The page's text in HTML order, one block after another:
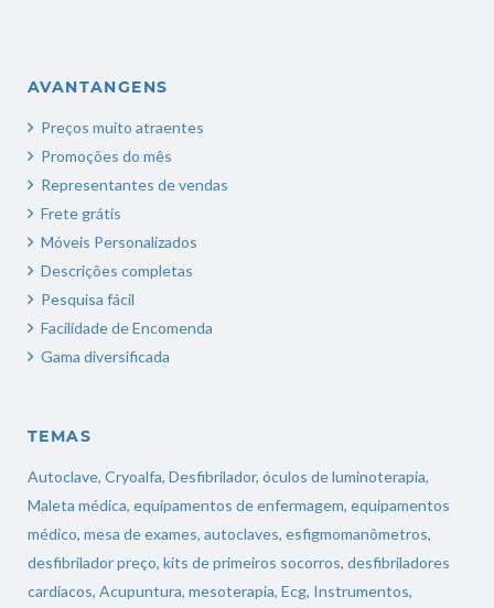
AVANTANGENS
Preços muito atraentes
Promoções do mês
Representantes de vendas
Frete grátis
Móveis Personalizados
Descrições completas
Pesquisa fácil
Facilidade de Encomenda
Gama diversificada
TEMAS
Autoclave, Cryoalfa, Desfibrilador, óculos de luminoterapia,
Maleta médica, equipamentos de enfermagem, equipamentos
médico, mesa de exames, autoclaves, esfigmomanômetros,
desfibrilador preço, kits de primeiros socorros, desfibriladores
cardíacos, Acupuntura, mesoterapia, Ecg, Instrumentos,